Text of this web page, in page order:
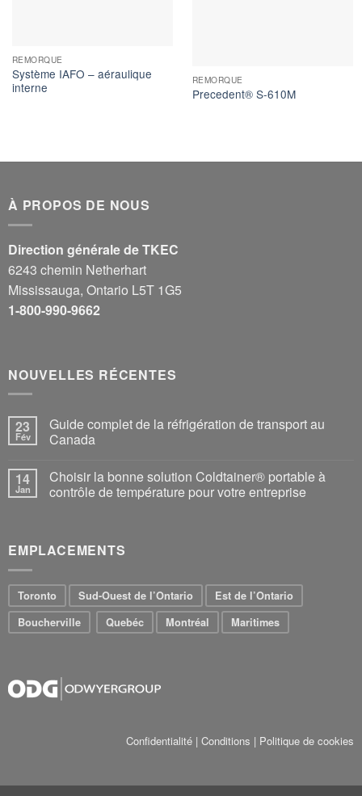
REMORQUE
Système IAFO – aéraulique
interne
REMORQUE
Precedent® S-610M
À PROPOS DE NOUS
Direction générale de TKEC
6243 chemin Netherhart
Mississauga, Ontario L5T 1G5
1-800-990-9662
NOUVELLES RÉCENTES
23
Fév
Guide complet de la réfrigération de transport au
Canada
14
Jan
Choisir la bonne solution Coldtainer® portable à
contrôle de température pour votre entreprise
EMPLACEMENTS
Toronto Sud-Ouest de l’Ontario
Est de l’Ontario
Boucherville
Quebéc Montréal Maritimes
Confidentialité | Conditions | Politique de cookies